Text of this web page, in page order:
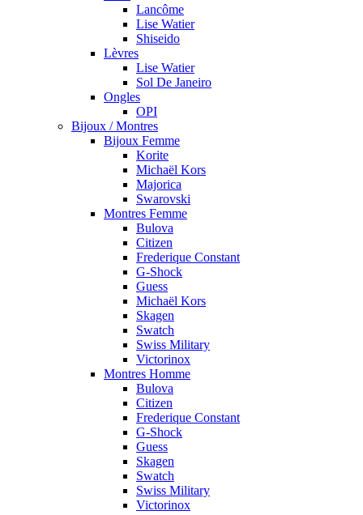
Lancôme
Lise Watier
Shiseido
Lèvres
Lise Watier
Sol De Janeiro
Ongles
OPI
Bijoux / Montres
Bijoux Femme
Korite
Michaël Kors
Majorica
Swarovski
Montres Femme
Bulova
Citizen
Frederique Constant
G-Shock
Guess
Michaël Kors
Skagen
Swatch
Swiss Military
Victorinox
Montres Homme
Bulova
Citizen
Frederique Constant
G-Shock
Guess
Skagen
Swatch
Swiss Military
Victorinox